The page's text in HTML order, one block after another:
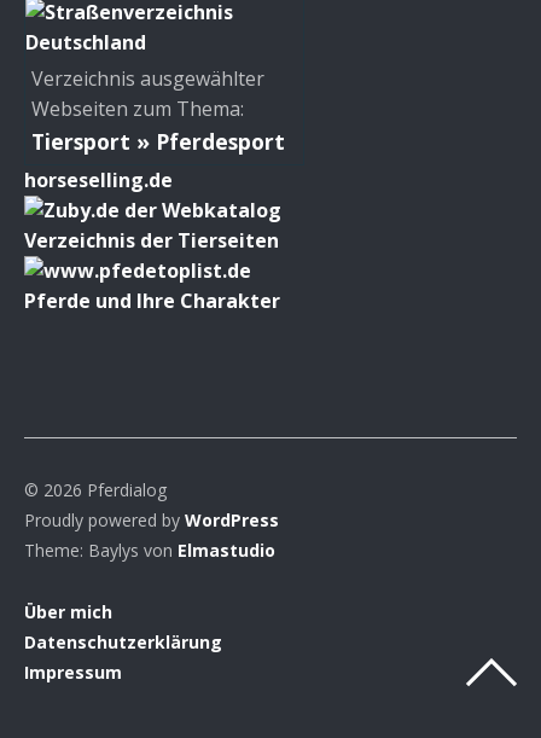
Verzeichnis ausgewählter
Webseiten zum Thema:
Tiersport » Pferdesport
horseselling.de
Verzeichnis der Tierseiten
Pferde und Ihre Charakter
© 2026 Pferdialog
Proudly powered by WordPress
Theme: Baylys von Elmastudio
Über mich
Datenschutzerklärung
Impressum